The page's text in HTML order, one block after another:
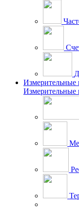
Измерительные
Измерительные